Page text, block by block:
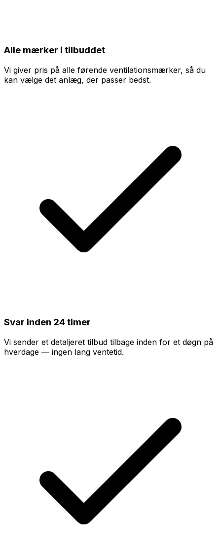
Alle mærker i tilbuddet
Vi giver pris på alle førende ventilationsmærker, så du
kan vælge det anlæg, der passer bedst.
Svar inden 24 timer
Vi sender et detaljeret tilbud tilbage inden for et døgn på
hverdage — ingen lang ventetid.